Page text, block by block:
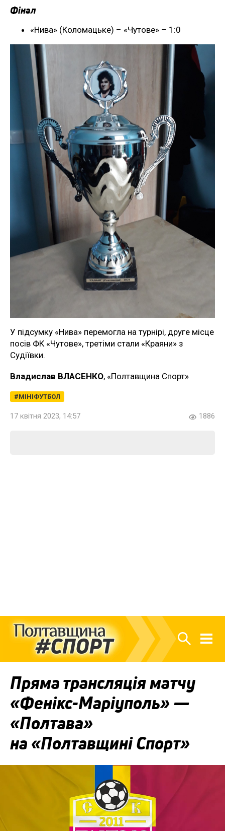
Фінал
«Нива» (Коломацьке) – «Чутове» – 1:0
У підсумку «Нива» перемогла на турнірі, друге місце
посів ФК «Чутове», третіми стали «Краяни» з
Судіївки.
Владислав ВЛАСЕНКО, «Полтавщина Спорт»
МІНІФУТБОЛ
17 квітня 2023, 14:57 1886
Пряма трансляція матчу
«Фенікс-Маріуполь» —
«Полтава»
на «Полтавщині Спорт»